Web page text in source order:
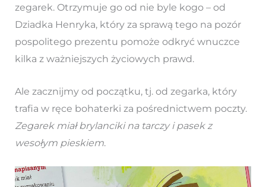
zegarek. Otrzymuje go od nie byle kogo – od
Dziadka Henryka, który za sprawą tego na pozór
pospolitego prezentu pomoże odkryć wnuczce
kilka z ważniejszych życiowych prawd.
Ale zacznijmy od początku, tj. od zegarka, który
trafia w ręce bohaterki za pośrednictwem poczty.
Zegarek miał brylanciki na tarczy i pasek z
wesołym pieskiem.